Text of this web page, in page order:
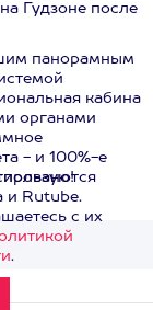
Гудзоне после
панорамным
кабина
органами
- и 100%-е
>
и Rutube.
с их
.